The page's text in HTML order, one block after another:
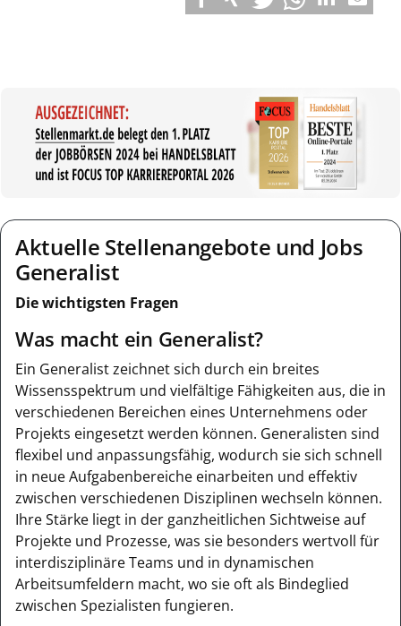
Aktuelle Stellenangebote und Jobs
Generalist
Die wichtigsten Fragen
Was macht ein Generalist?
Ein Generalist zeichnet sich durch ein breites
Wissensspektrum und vielfältige Fähigkeiten aus, die in
verschiedenen Bereichen eines Unternehmens oder
Projekts eingesetzt werden können. Generalisten sind
flexibel und anpassungsfähig, wodurch sie sich schnell
in neue Aufgabenbereiche einarbeiten und effektiv
zwischen verschiedenen Disziplinen wechseln können.
Ihre Stärke liegt in der ganzheitlichen Sichtweise auf
Projekte und Prozesse, was sie besonders wertvoll für
interdisziplinäre Teams und in dynamischen
Arbeitsumfeldern macht, wo sie oft als Bindeglied
zwischen Spezialisten fungieren.